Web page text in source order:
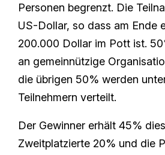
Personen begrenzt. Die
US-Dollar, so dass am Ende
200.000 Dollar im Pott ist.
an gemeinnützige
die übrigen 50% werden
Teilnehmern verteilt.
Der Gewinner erhält 45%
Zweitplatzierte 20% und die